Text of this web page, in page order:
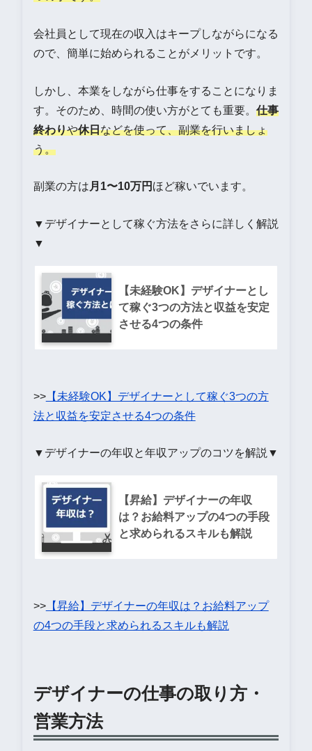
会社員として現在の収入はキープしながらになる
ので、簡単に始められることがメリットです。
しかし、本業をしながら仕事をすることになりま
す。そのため、時間の使い方がとても重要。 仕事
終わりや休日などを使って、副業を行いましょ
う。
副業の方は 月1〜10万円 ほど稼いでいます。
▼デザイナーとして稼ぐ方法をさらに詳しく解説
▼
【未経験OK】デザイナーとし
て稼ぐ3つの方法と収益を安定
させる4つの条件
>>【未経験OK】デザイナーとして稼ぐ3つの方
法と収益を安定させる4つの条件
▼デザイナーの年収と年収アップのコツを解説▼
【昇給】デザイナーの年収
は？お給料アップの4つの手段
と求められるスキルも解説
>>【昇給】デザイナーの年収は？お給料アップ
の4つの手段と求められるスキルも解説
デザイナーの仕事の取り方・
営業方法